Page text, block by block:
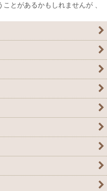
とがあるかもしれませんが 、